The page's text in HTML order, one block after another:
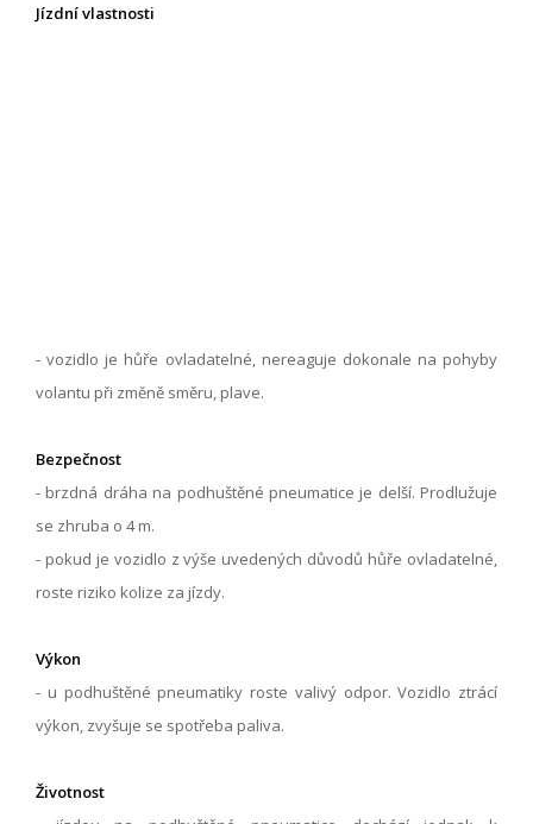
Jízdní vlastnosti
- vozidlo je hůře ovladatelné, nereaguje dokonale na pohyby
volantu při změně směru, plave.
Bezpečnost
- brzdná dráha na podhuštěné pneumatice je delší. Prodlužuje
se zhruba o 4 m.
- pokud je vozidlo z výše uvedených důvodů hůře ovladatelné,
roste riziko kolize za jízdy.
Výkon
- u podhuštěné pneumatiky roste valivý odpor. Vozidlo ztrácí
výkon, zvyšuje se spotřeba paliva.
Životnost